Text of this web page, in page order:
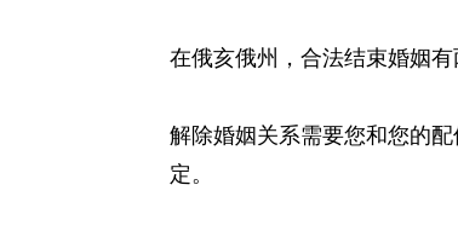
在俄亥俄州，合法结束婚姻
解除婚姻关系需要您和您的
定。